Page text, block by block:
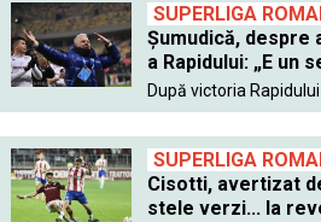
SUPERLIGA
Șumudică, despre
a Rapidului: „E un
După victoria Rapidului
SUPERLIGA
Cisotti, avertizat
stele verzi... la